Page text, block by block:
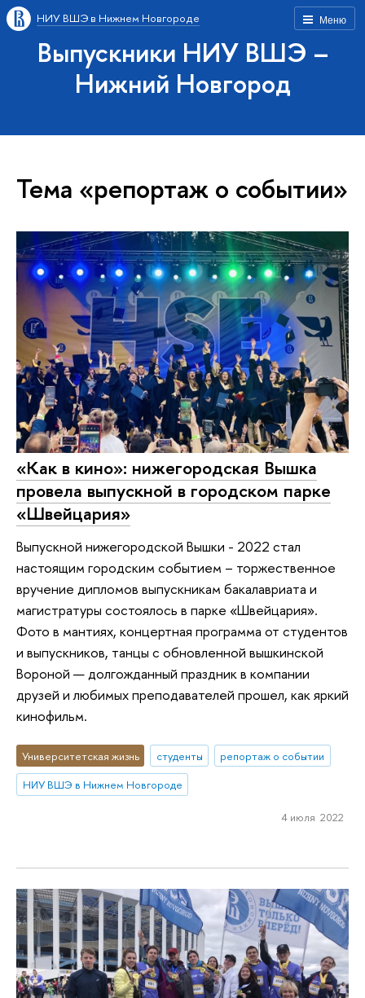
Меню
НИУ ВШЭ в Нижнем Новгороде
Выпускники НИУ ВШЭ –
Нижний Новгород
Тема «репортаж о событии»
«Как в кино»: нижегородская Вышка
провела выпускной в городском парке
«Швейцария»
Выпускной нижегородской Вышки - 2022 стал
настоящим городским событием – торжественное
вручение дипломов выпускникам бакалавриата и
магистратуры состоялось в парке «Швейцария».
Фото в мантиях, концертная программа от студентов
и выпускников, танцы с обновленной вышкинской
Вороной — долгожданный праздник в компании
друзей и любимых преподавателей прошел, как яркий
кинофильм.
Университетская жизнь студенты
репортаж о событии
НИУ ВШЭ в Нижнем Новгороде
4 июля 2022